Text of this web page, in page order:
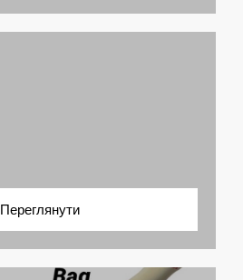
Переглянути